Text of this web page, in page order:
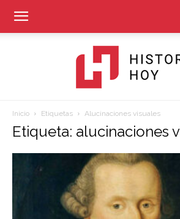
Historia
Hoy
Inicio Etiquetas Alucinaciones visuales
Etiqueta: alucinaciones